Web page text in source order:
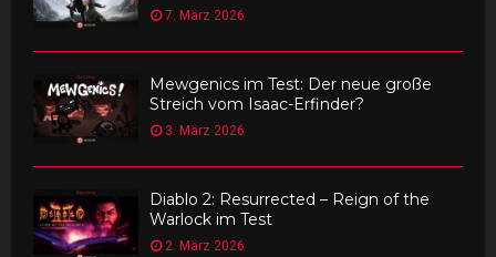
7. März 2026
Mewgenics im Test: Der neue große
Streich vom Isaac-Erfinder?
3. März 2026
Diablo 2: Resurrected – Reign of the
Warlock im Test
2. März 2026